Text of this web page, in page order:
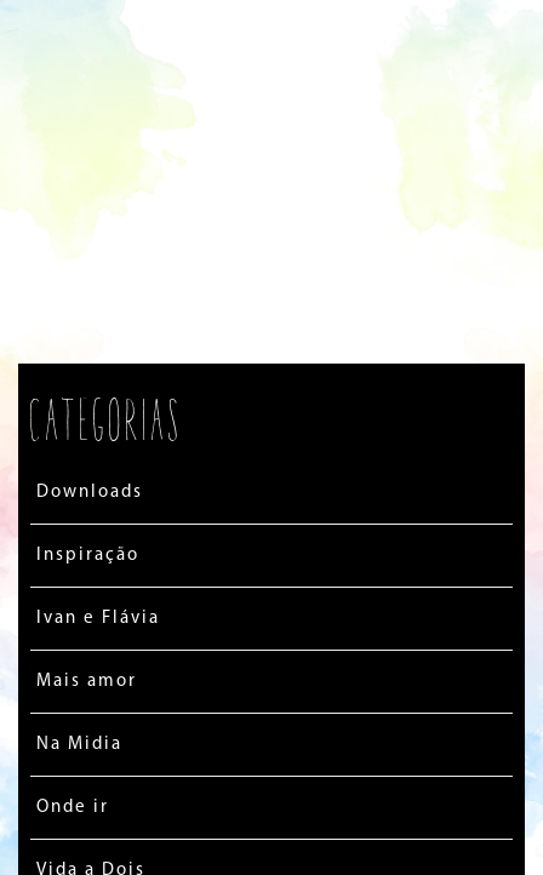
Categorias
Downloads
Inspiração
Ivan e Flávia
Mais amor
Na Midia
Onde ir
Vida a Dois